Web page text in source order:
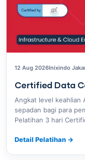
12 Aug 2026Inixindo
Certified Data
Angkat level keahlian
sepadan bagi para
Pelatihan 3 hari
Detail Pelatihan →